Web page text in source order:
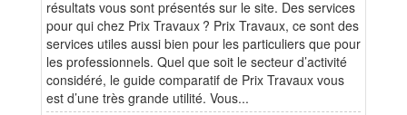
résultats vous sont présentés sur le site. Des services
pour qui chez Prix Travaux ? Prix Travaux, ce sont des
services utiles aussi bien pour les particuliers que pour
les professionnels. Quel que soit le secteur d’activité
considéré, le guide comparatif de Prix Travaux vous
est d’une très grande utilité. Vous...